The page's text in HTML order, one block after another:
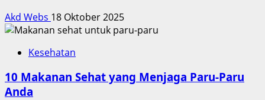
Akd Webs 18 Oktober 2025
Kesehatan
10 Makanan Sehat yang Menjaga Paru-Paru
Anda